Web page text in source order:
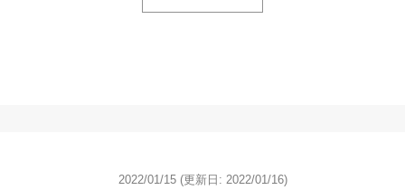
2022/01/15 (更新日: 2022/01/16)